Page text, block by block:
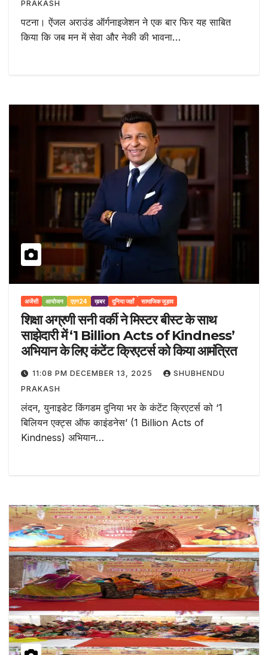
PRAKASH
पटना। ऐंजल अराउंड ऑर्गनाइजेशन ने एक बार फिर यह साबित
किया कि जब मन में सेवा और नेकी की भावना…
अजेंसी आयोजन एएन24 ख़बर दुनिया जहाँ सामाजिक जुड़ाव
शिक्षा अग्रणी सनी वर्की ने मिस्टर बीस्ट के साथ
साझेदारी में ‘1 Billion Acts of Kindness’
अभियान के लिए कंटेंट क्रिएटर्स को किया आमंत्रित
11:08 PM DECEMBER 13, 2025
SHUBHENDU
PRAKASH
लंदन, युनाइडेट किंगडम दुनिया भर के कंटेंट क्रिएटर्स को ‘1
बिलियन एक्ट्स ऑफ काइंडनेस’ (1 Billion Acts of
Kindness) अभियान…